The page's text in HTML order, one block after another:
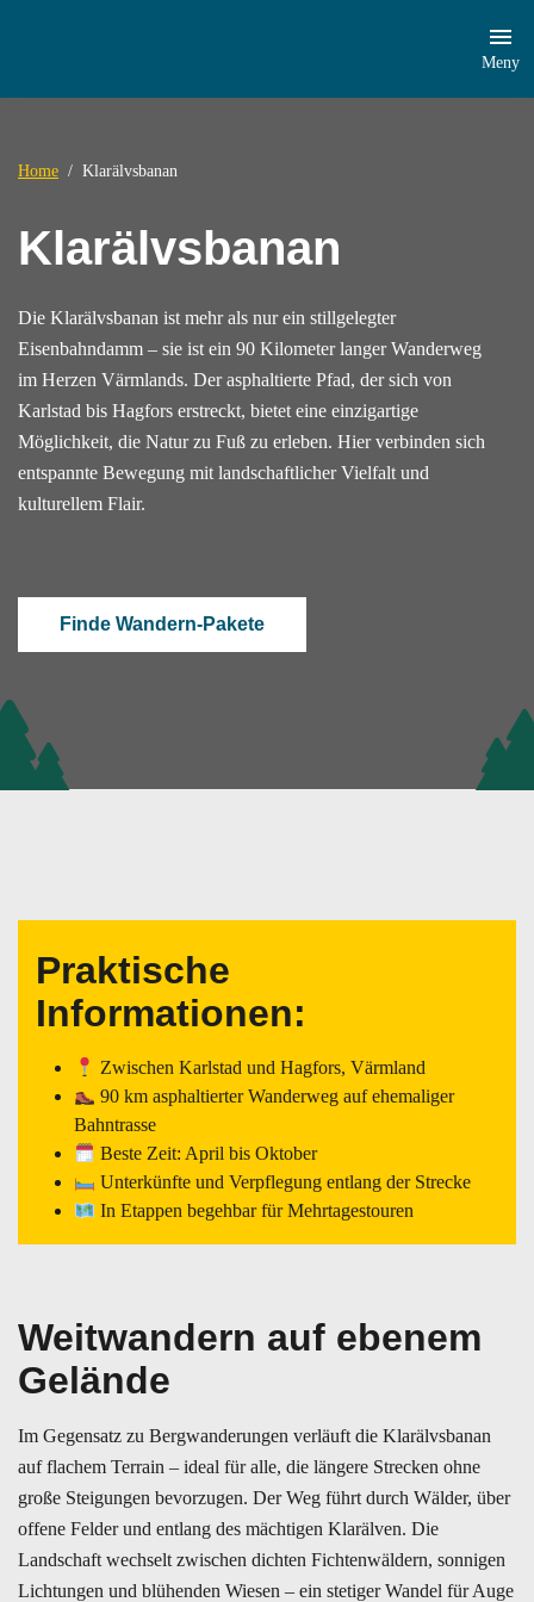
Meny
Home Klarälvsbanan
Klarälvsbanan
Die Klarälvsbanan ist mehr als nur ein stillgelegter
Eisenbahndamm – sie ist ein 90 Kilometer langer Wanderweg
im Herzen Värmlands. Der asphaltierte Pfad, der sich von
Karlstad bis Hagfors erstreckt, bietet eine einzigartige
Möglichkeit, die Natur zu Fuß zu erleben. Hier verbinden sich
entspannte Bewegung mit landschaftlicher Vielfalt und
kulturellem Flair.
Finde Wandern-Pakete
Praktische
Informationen:
Zwischen Karlstad und Hagfors, Värmland
90 km asphaltierter Wanderweg auf ehemaliger
Bahntrasse
Beste Zeit: April bis Oktober
Unterkünfte und Verpflegung entlang der Strecke
In Etappen begehbar für Mehrtagestouren
Weitwandern auf ebenem
Gelände
Im Gegensatz zu Bergwanderungen verläuft die Klarälvsbanan
auf flachem Terrain – ideal für alle, die längere Strecken ohne
große Steigungen bevorzugen. Der Weg führt durch Wälder, über
offene Felder und entlang des mächtigen Klarälven. Die
Landschaft wechselt zwischen dichten Fichtenwäldern, sonnigen
Lichtungen und blühenden Wiesen – ein stetiger Wandel für Auge